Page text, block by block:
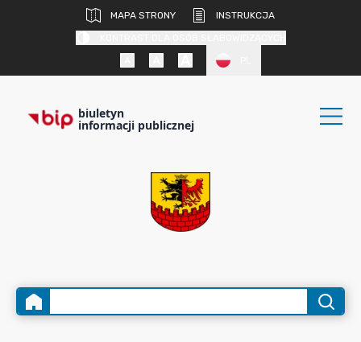
MAPA STRONY
INSTRUKCJA
biuletyn
informacji publicznej